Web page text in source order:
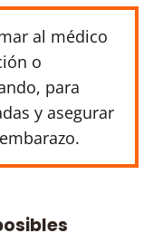
al médico
o
para
y asegurar